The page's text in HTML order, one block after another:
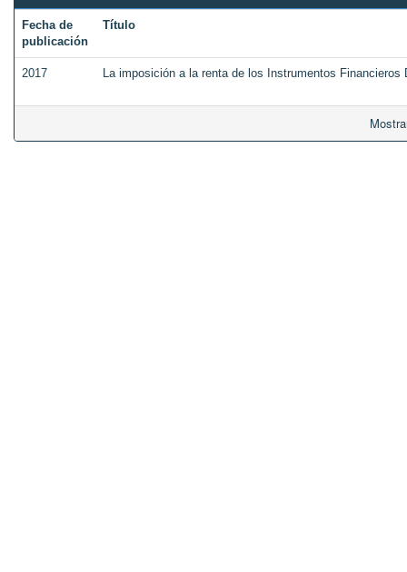
Fecha de
publicación
Título
2017 La imposición a la renta de los Instrumentos Financieros